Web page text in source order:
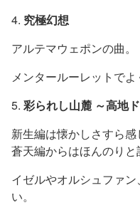
4. 究極幻想
アルテマウェポンの曲。
メンタールーレットでよ
5. 彩られし山麓 ～高地
新生編は懐かしさすら感
蒼天編からはほんのりと
イゼルやオルシュファ
い。